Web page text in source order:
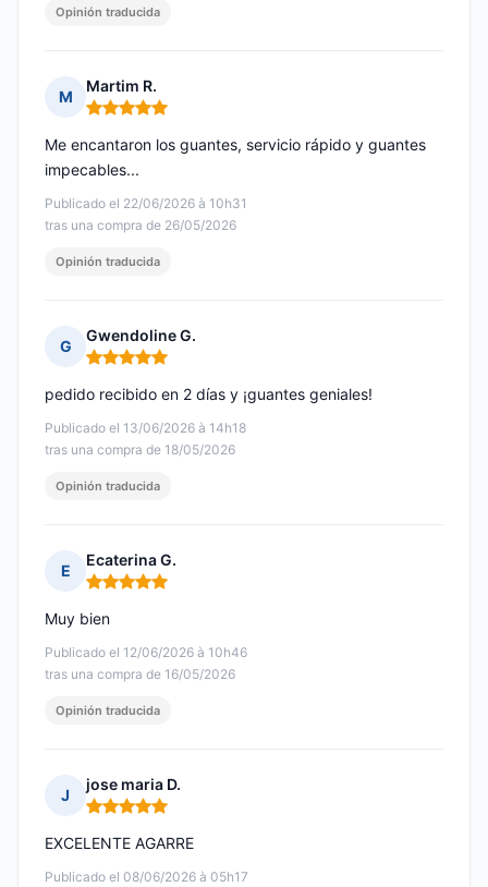
Opinión traducida
M
Martim R.
Nota: 5 de 5
Publicado el 22/06/2026 à 10h31
tras una compra de 26/05/2026
Me encantaron los guantes, servicio rápido y guantes
impecables...
Opinión traducida
G
Gwendoline G.
Nota: 5 de 5
Publicado el 13/06/2026 à 14h18
tras una compra de 18/05/2026
pedido recibido en 2 días y ¡guantes geniales!
Opinión traducida
E
Ecaterina G.
Nota: 5 de 5
Publicado el 12/06/2026 à 10h46
tras una compra de 16/05/2026
Muy bien
Opinión traducida
J
jose maria D.
Nota: 5 de 5
Publicado el 08/06/2026 à 05h17
EXCELENTE AGARRE